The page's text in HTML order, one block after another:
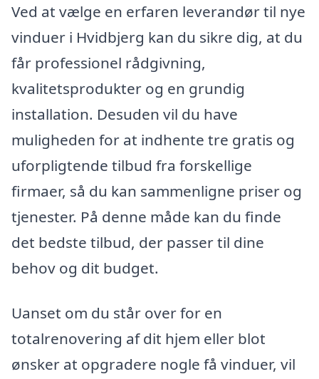
Ved at vælge en erfaren leverandør til nye
vinduer i Hvidbjerg kan du sikre dig, at du
får professionel rådgivning,
kvalitetsprodukter og en grundig
installation. Desuden vil du have
muligheden for at indhente tre gratis og
uforpligtende tilbud fra forskellige
firmaer, så du kan sammenligne priser og
tjenester. På denne måde kan du finde
det bedste tilbud, der passer til dine
behov og dit budget.
Uanset om du står over for en
totalrenovering af dit hjem eller blot
ønsker at opgradere nogle få vinduer, vil